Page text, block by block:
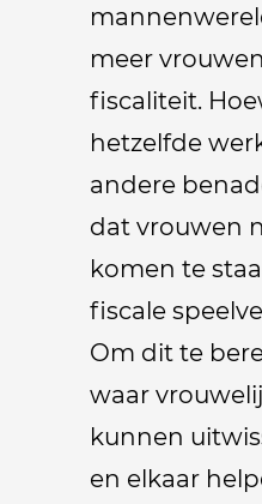
meer
fiscaliteit.
hetzelfde
andere
dat vrouwen
komen te
fiscale
Om dit te
waar
kunnen
en elkaar